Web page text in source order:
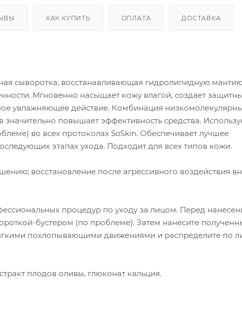
КАК КУПИТЬ ОПЛАТА ДОСТАВКА
сыворотка, восстанавливающая гидролипидную
Мгновенно насыщает кожу влагой, создает
увлажняющее действие. Комбинация
повышает эффективность средства.
во всех протоколах SoSkin. Обеспечивает лучшее
этапах ухода. Подходит для всех типов кожи.
восстановление после агрессивного воздействия
процедур по уходу за лицом. Перед
бустером (по проблеме). Затем нанесите
похлопывающими движениями и распределите по
плодов оливы, глюконат кальция.